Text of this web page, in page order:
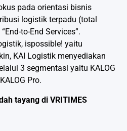
pada orientasi bisnis
logistik terpadu (total
to-End Services”.
ispossible! yaitu
KAI Logistik menyediakan
3 segmentasi yaitu KALOG
Pro.
tayang di VRITIMES